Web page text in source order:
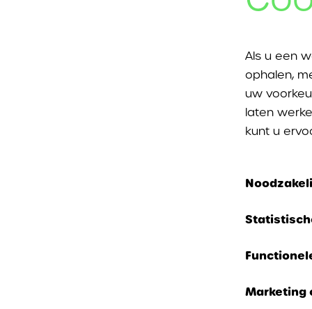
Als u een
ophalen,
uw
laten
kunt u
Deze
gebruikt
volledig
Ook
welke
Deze
Marketing